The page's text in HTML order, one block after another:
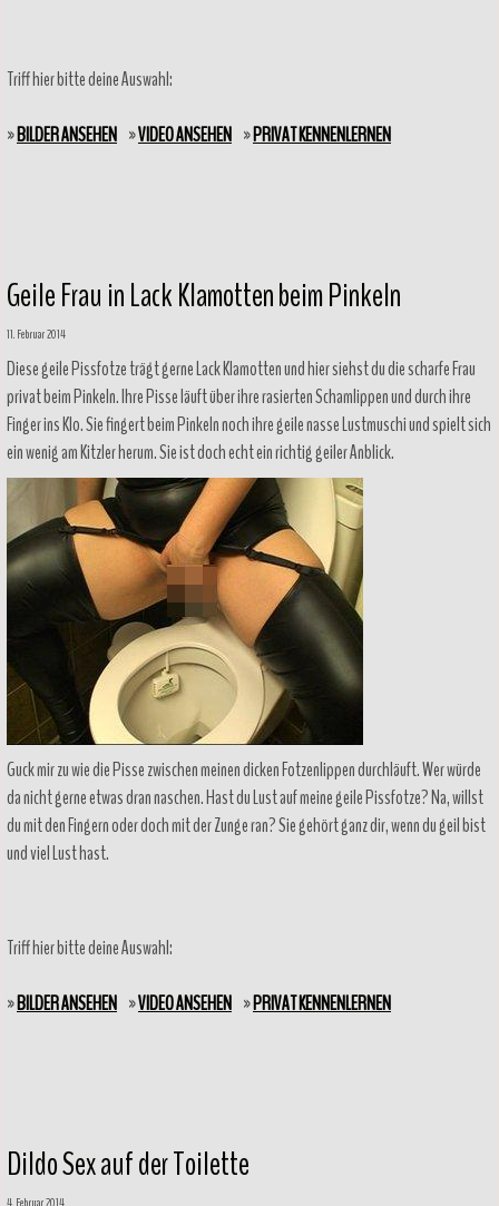
Triff hier bitte deine Auswahl:
»BILDER ANSEHEN »VIDEO ANSEHEN »PRIVAT KENNENLERNEN
Geile Frau in Lack Klamotten beim Pinkeln
11. Februar 2014
Diese geile Pissfotze trägt gerne Lack Klamotten und hier siehst du die scharfe Frau
privat beim Pinkeln. Ihre Pisse läuft über ihre rasierten Schamlippen und durch ihre
Finger ins Klo. Sie fingert beim Pinkeln noch ihre geile nasse Lustmuschi und spielt sich
ein wenig am Kitzler herum. Sie ist doch echt ein richtig geiler Anblick.
Guck mir zu wie die Pisse zwischen meinen dicken Fotzenlippen durchläuft. Wer würde
da nicht gerne etwas dran naschen. Hast du Lust auf meine geile Pissfotze? Na, willst
du mit den Fingern oder doch mit der Zunge ran? Sie gehört ganz dir, wenn du geil bist
und viel Lust hast.
Triff hier bitte deine Auswahl:
»BILDER ANSEHEN »VIDEO ANSEHEN »PRIVAT KENNENLERNEN
Dildo Sex auf der Toilette